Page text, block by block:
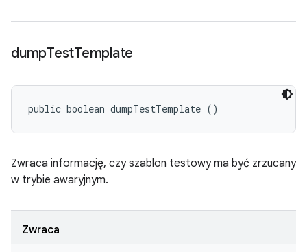
dumpTestTemplate
public boolean dumpTestTemplate ()
Zwraca informację, czy szablon testowy ma być zrzucany
w trybie awaryjnym.
Zwraca